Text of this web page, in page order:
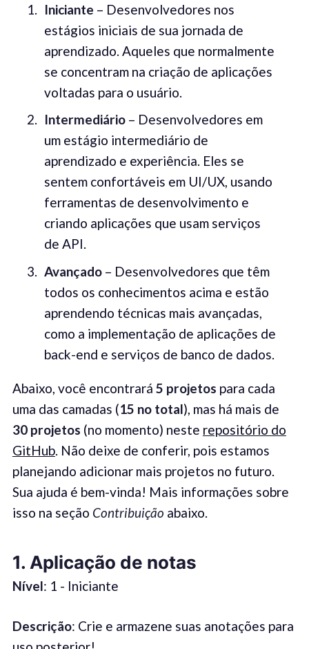
Iniciante – Desenvolvedores nos
estágios iniciais de sua jornada de
aprendizado. Aqueles que normalmente
se concentram na criação de aplicações
voltadas para o usuário.
Intermediário– Desenvolvedores em
um estágio intermediário de
aprendizado e experiência. Eles se
sentem confortáveis em UI/UX, usando
ferramentas de desenvolvimento e
criando aplicações que usam serviços
de API.
Avançado– Desenvolvedores que têm
todos os conhecimentos acima e estão
aprendendo técnicas mais avançadas,
como a implementação de aplicações de
back-end e serviços de banco de dados.
Abaixo, você encontrará 5 projetos para cada
uma das camadas (15 no total), mas há mais de
30 projetos (no momento) neste repositório do
GitHub. Não deixe de conferir, pois estamos
planejando adicionar mais projetos no futuro.
Sua ajuda é bem-vinda! Mais informações sobre
isso na seção Contribuição abaixo.
1. Aplicação de notas
Nível: 1 - Iniciante
Descrição: Crie e armazene suas anotações para